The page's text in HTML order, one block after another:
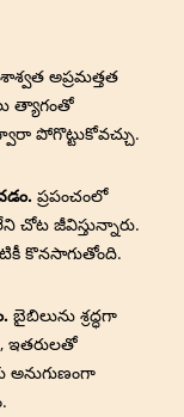
అప్రమత్తత
త్యాగంతో
పోగొట్టుకోవచ్చు.
ప్రపంచంలో
చోట జీవిస్తున్నారు.
కొనసాగుతోంది.
బైబిలును శ్రద్ధగా
ఇతరులతో
అనుగుణంగా